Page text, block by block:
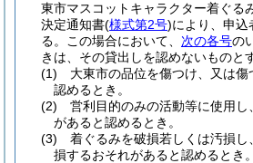
東市マスコットキャラクター着ぐる
決定通知書(様式第2号)により、申込
る。
この場合において、 次の各号の
きは、その貸出しを認めないものと
(1)
大東市の品位を傷つけ、又は傷
認めるとき。
(2)
営利目的のみの活動等に使用
があると認めるとき。
(3)
着ぐるみを破損若しくは汚損
損するおそれがあると認めるとき。